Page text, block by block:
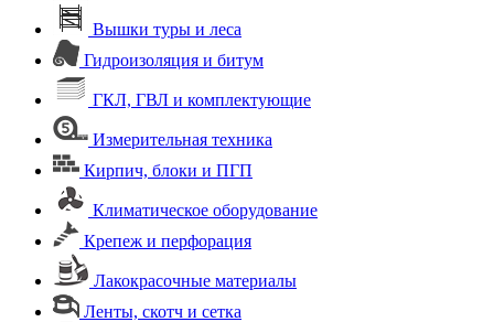
Вышки туры и леса
Гидроизоляция и битум
ГКЛ, ГВЛ и комплектующие
Измерительная техника
Кирпич, блоки и ПГП
Климатическое оборудование
Крепеж и перфорация
Лакокрасочные материалы
Ленты, скотч и сетка